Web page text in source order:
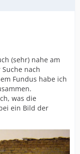
(sehr) nahe am
nach
Fundus habe ich
was die
ein Bild der